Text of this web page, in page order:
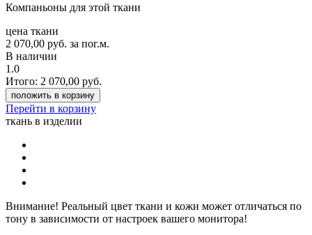
Компаньоны для этой ткани
цена ткани
2 070,00 руб. за пог.м.
В наличии
1.0
Итого: 2 070,00 руб.
положить в корзину
Перейти в корзину
ткань в изделии
Внимание! Реальный цвет ткани и кожи может отличаться по
тону в зависимости от настроек вашего монитора!